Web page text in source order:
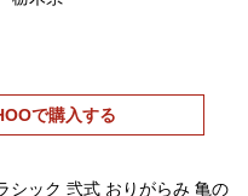
で購入する
シック 弐式 おりがらみ 亀の